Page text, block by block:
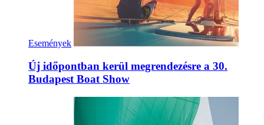
Események
Új időpontban kerül megrendezésre a 30.
Budapest Boat Show